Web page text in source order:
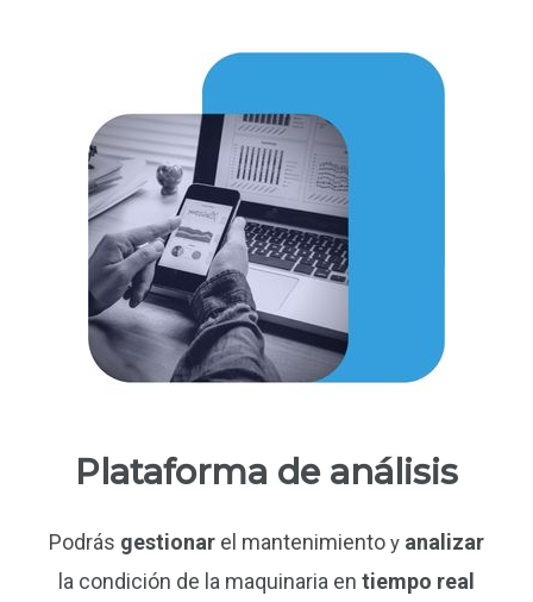
Plataforma de análisis
Podrás gestionar el mantenimiento y analizar
la condición de la maquinaria en tiempo real